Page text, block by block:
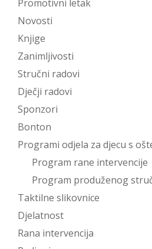
Promotivni letak
Novosti
Knjige
Zanimljivosti
Stručni radovi
Dječji radovi
Sponzori
Bonton
Programi odjela za djecu s
Program rane intervencije
Program produženog
Taktilne slikovnice
Djelatnost
Rana intervencija